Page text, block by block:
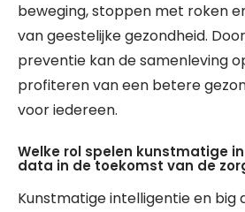
beweging, stoppen met roken
van geestelijke gezondheid.
preventie kan de samenleving
profiteren van een betere
voor iedereen.
Welke rol spelen kunstmatige
data in de toekomst van de
Kunstmatige intelligentie en big